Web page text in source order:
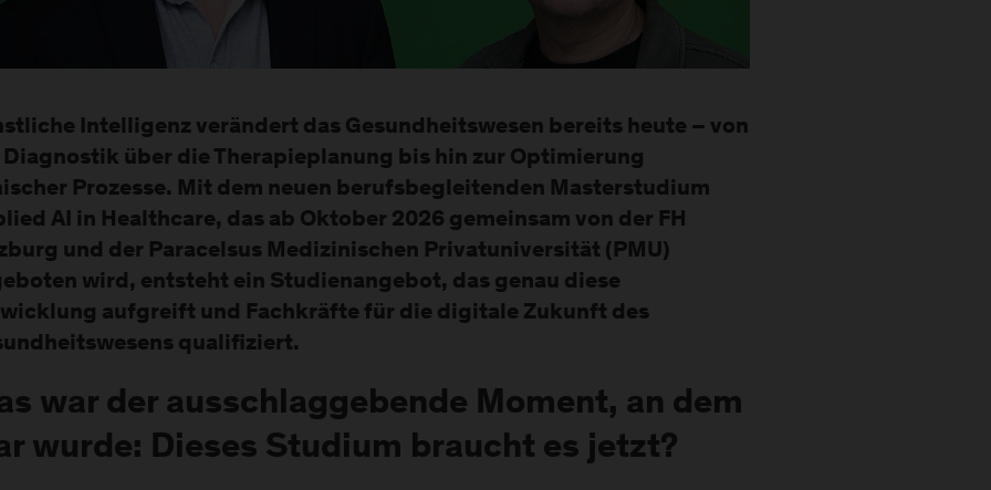
Intelligenz verändert das Gesundheitswesen bereits heute – von
Diagnostik über die Therapieplanung bis hin zur Optimierung
Prozesse. Mit dem neuen berufsbegleitenden Masterstudium
AI in Healthcare, das ab Oktober 2026 gemeinsam von der FH
und der Paracelsus Medizinischen Privatuniversität (PMU)
wird, entsteht ein Studienangebot, das genau diese
aufgreift und Fachkräfte für die digitale Zukunft des
qualifiziert.
war der ausschlaggebende Moment, an dem
wurde: Dieses Studium braucht es jetzt?